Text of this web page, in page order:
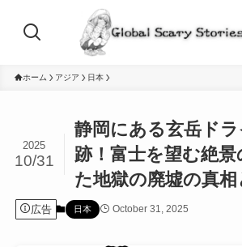
ホーム アジア 日本
静岡にある玄岳ド
跡！富士を望む絶
た地獄の廃墟の真相
2025
10/31
広告 日本 October 31, 2025